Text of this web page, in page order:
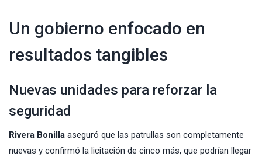
Un gobierno enfocado en
resultados tangibles
Nuevas unidades para reforzar la
seguridad
Rivera Bonilla aseguró que las patrullas son completamente
nuevas y confirmó la licitación de cinco más, que podrían llegar